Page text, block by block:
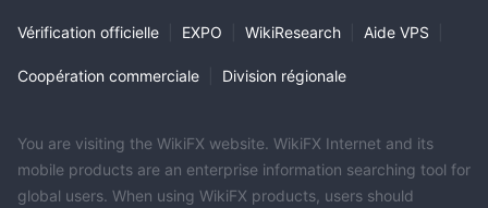
Vérification officielle EXPO WikiResearch Aide VPS
Coopération commerciale Division régionale
You are visiting the WikiFX website. WikiFX Internet and its
mobile products are an enterprise information searching tool for
global users. When using WikiFX products, users should